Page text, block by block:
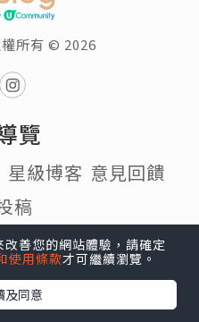
所有 © 2026
覽
星級博客 意見回饋
稿
客
我的收藏
善您的網站體驗，請確定
使用條款才可繼續瀏覽。
及同意